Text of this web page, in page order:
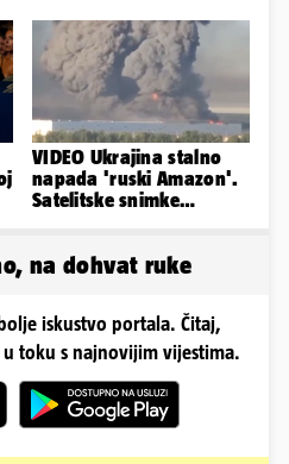
Dinamu
VIDEO Ukrajina stalno
napada 'ruski Amazon'.
Satelitske snimke
na dohvat ruke
iskustvo portala. Čitaj,
toku s najnovijim vijestima.